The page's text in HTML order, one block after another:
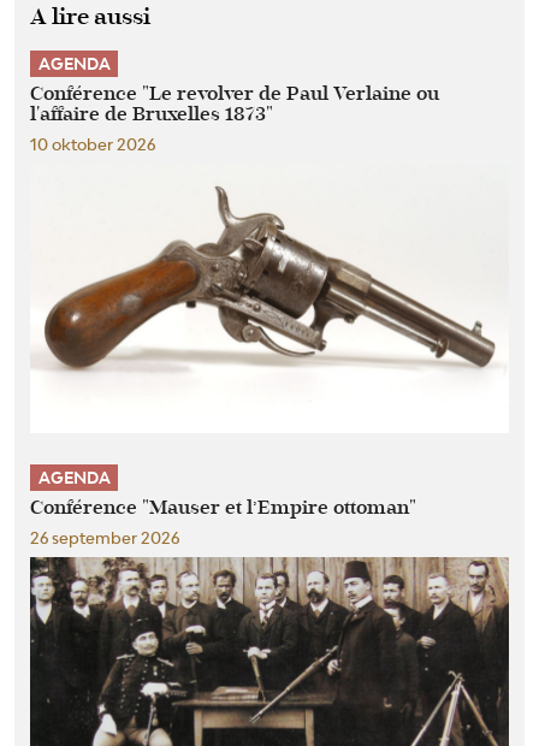
A lire aussi
AGENDA
Conférence "Le revolver de Paul Verlaine ou
l'affaire de Bruxelles 1873"
10 oktober 2026
AGENDA
Conférence "Mauser et l’Empire ottoman"
26 september 2026